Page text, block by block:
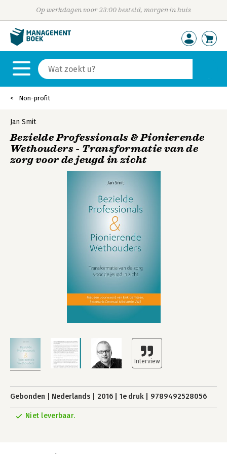
Op werkdagen voor 23:00 besteld, morgen in huis
Non-profit
Jan Smit
Bezielde Professionals & Pionierende
Wethouders - Transformatie van de
zorg voor de jeugd in zicht
Gebonden Nederlands 2016 1e druk 9789492528056
Niet leverbaar.